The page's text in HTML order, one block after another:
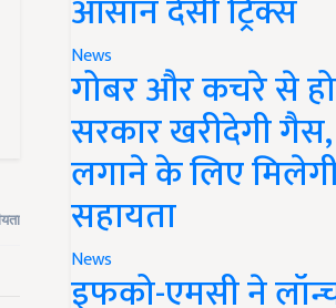
आसान देसी ट्रिक्स
News
गोबर और कचरे से
सरकार खरीदेगी
लगाने के लिए
सहायता
News
इफको-एमसी ने